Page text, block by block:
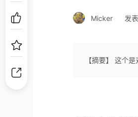
Micker 发
【摘要】 这个